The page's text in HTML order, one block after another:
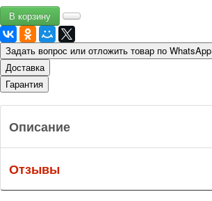
Задать вопрос или отложить товар по WhatsApp
Доставка
Гарантия
Описание
Отзывы